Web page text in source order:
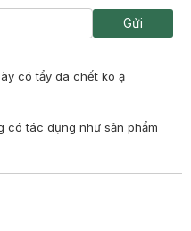
Gửi
có tẩy da chết ko ạ
có tác dụng như sản phẩm